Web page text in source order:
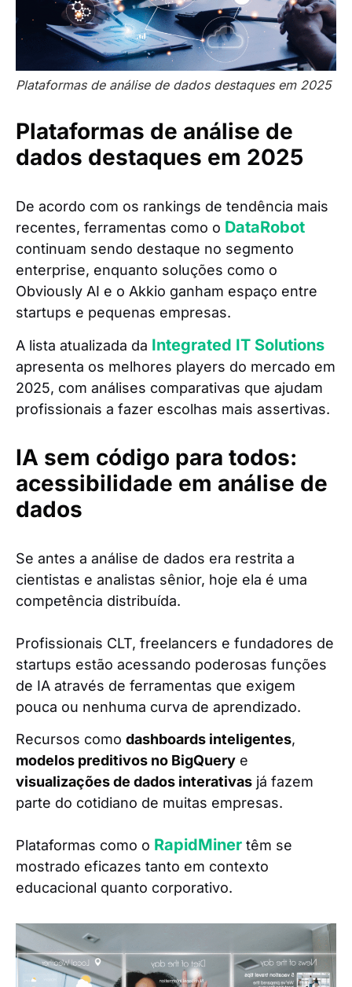
Plataformas de análise de dados destaques em 2025
Plataformas de análise de
dados destaques em 2025
De acordo com os rankings de tendência mais
recentes, ferramentas como o DataRobot
continuam sendo destaque no segmento
enterprise, enquanto soluções como o
Obviously AI e o Akkio ganham espaço entre
startups e pequenas empresas.
A lista atualizada da Integrated IT Solutions
apresenta os melhores players do mercado em
2025, com análises comparativas que ajudam
profissionais a fazer escolhas mais assertivas.
IA sem código para todos:
acessibilidade em análise de
dados
Se antes a análise de dados era restrita a
cientistas e analistas sênior, hoje ela é uma
competência distribuída.
Profissionais CLT, freelancers e fundadores de
startups estão acessando poderosas funções
de IA através de ferramentas que exigem
pouca ou nenhuma curva de aprendizado.
Recursos como dashboards inteligentes,
modelos preditivos no BigQuery e
visualizações de dados interativas já fazem
parte do cotidiano de muitas empresas.
Plataformas como o RapidMiner têm se
mostrado eficazes tanto em contexto
educacional quanto corporativo.